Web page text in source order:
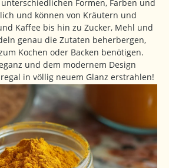
Formen, Farben und
und können von Kräutern und
Kaffee bis hin zu Zucker, Mehl und
genau die Zutaten beherbergen,
Kochen oder Backen benötigen.
und dem modernem Design
in völlig neuem Glanz erstrahlen!